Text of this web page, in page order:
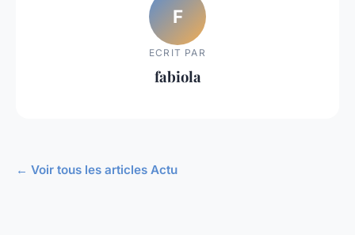
F
ECRIT PAR
fabiola
← Voir tous les articles Actu